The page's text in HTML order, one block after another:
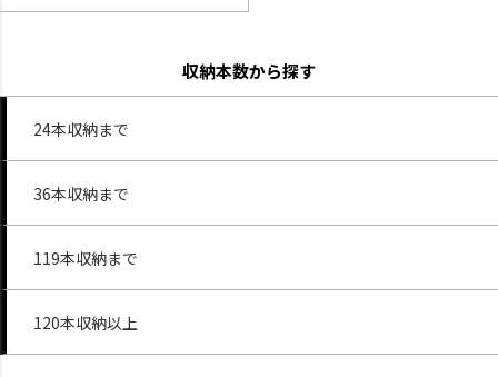
収納本数から探す
24本収納まで
36本収納まで
119本収納まで
120本収納以上